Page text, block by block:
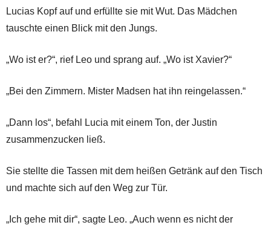
Lucias Kopf auf und erfüllte sie mit Wut. Das Mädchen
tauschte einen Blick mit den Jungs.
„Wo ist er?“, rief Leo und sprang auf. „Wo ist Xavier?“
„Bei den Zimmern. Mister Madsen hat ihn reingelassen.“
„Dann los“, befahl Lucia mit einem Ton, der Justin
zusammenzucken ließ.
Sie stellte die Tassen mit dem heißen Getränk auf den Tisch
und machte sich auf den Weg zur Tür.
„Ich gehe mit dir“, sagte Leo. „Auch wenn es nicht der